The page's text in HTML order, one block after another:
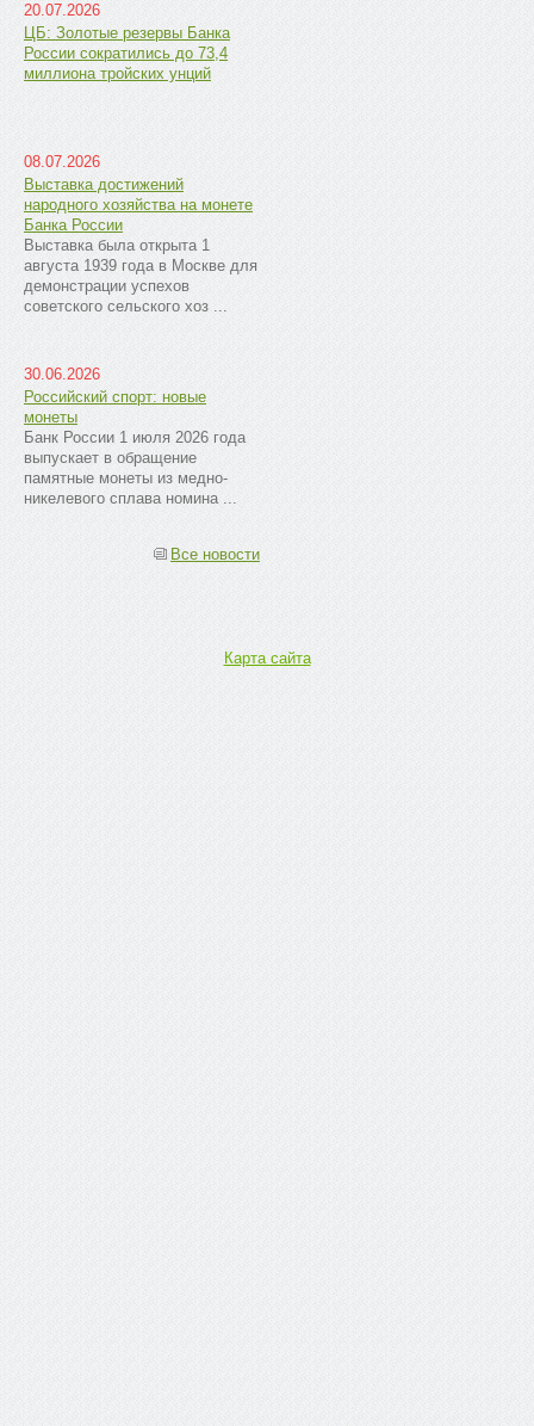
20.07.2026
ЦБ: Золотые резервы Банка
России сократились до 73,4
миллиона тройских унций
08.07.2026
Выставка достижений
народного хозяйства на монете
Банка России
Выставка была открыта 1
августа 1939 года в Москве для
демонстрации успехов
советского сельского хоз ...
30.06.2026
Российский спорт: новые
монеты
Банк России 1 июля 2026 года
выпускает в обращение
памятные монеты из медно-
никелевого сплава номина ...
Все новости
Карта сайта